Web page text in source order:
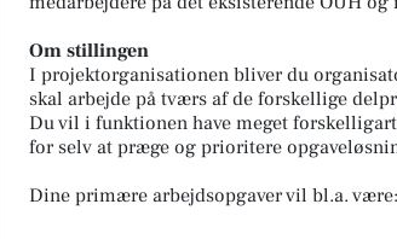
Om stillingen
I projektorganisationen bliver du
skal arbejde på tværs af de forskellige
Du vil i funktionen have meget
for selv at præge og prioritere
Dine primære arbejdsopgaver vil bl.a. være: